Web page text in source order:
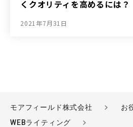
くクオリティを高めるには？
2021年7月31日
モアフィールド株式会社
お
WEBライティング